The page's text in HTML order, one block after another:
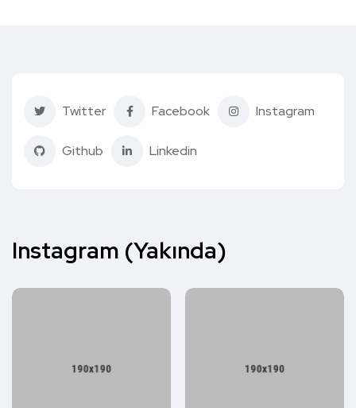
Twitter Facebook Instagram
Github Linkedin
Instagram (Yakında)